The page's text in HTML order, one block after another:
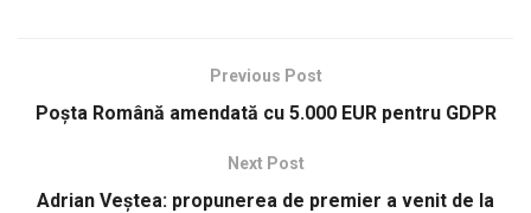
Previous Post
Poșta Română amendată cu 5.000 EUR pentru GDPR
Next Post
Adrian Veștea: propunerea de premier a venit de la